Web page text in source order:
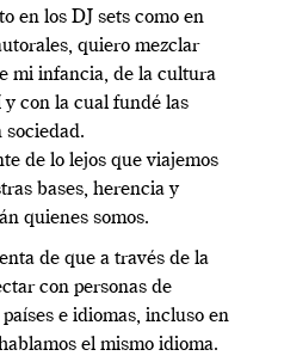
en los DJ sets como en
quiero mezclar
mi infancia, de la cultura
con la cual fundé las
sociedad.
de lo lejos que viajemos
bases, herencia y
quienes somos.
de que a través de la
con personas de
e idiomas, incluso en
el mismo idioma.